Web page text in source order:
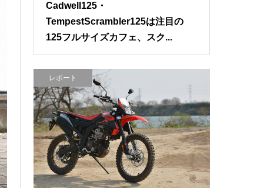
Cadwell125・
TempestScrambler125は注目の
125フルサイズカフェ、スク...
レポート